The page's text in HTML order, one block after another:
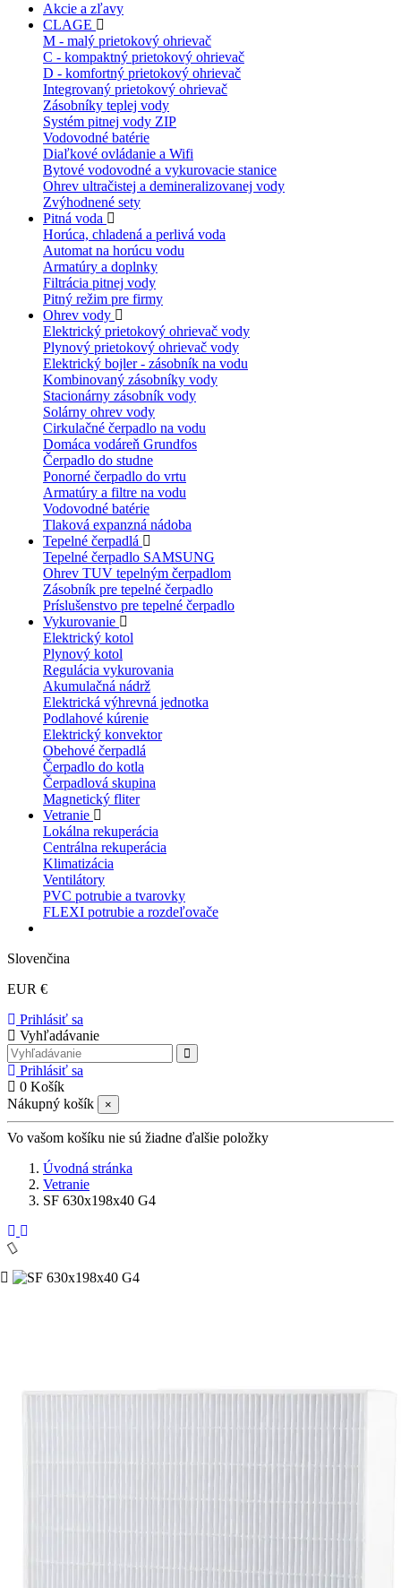
Akcie a zľavy
CLAGE
M - malý prietokový ohrievač
C - kompaktný prietokový ohrievač
D - komfortný prietokový ohrievač
Integrovaný prietokový ohrievač
Zásobníky teplej vody
Systém pitnej vody ZIP
Vodovodné batérie
Diaľkové ovládanie a Wifi
Bytové vodovodné a vykurovacie stanice
Ohrev ultračistej a demineralizovanej vody
Zvýhodnené sety
Pitná voda
Horúca, chladená a perlivá voda
Automat na horúcu vodu
Armatúry a doplnky
Filtrácia pitnej vody
Pitný režim pre firmy
Ohrev vody
Elektrický prietokový ohrievač vody
Plynový prietokový ohrievač vody
Elektrický bojler - zásobník na vodu
Kombinovaný zásobníky vody
Stacionárny zásobník vody
Solárny ohrev vody
Cirkulačné čerpadlo na vodu
Domáca vodáreň Grundfos
Čerpadlo do studne
Ponorné čerpadlo do vrtu
Armatúry a filtre na vodu
Vodovodné batérie
Tlaková expanzná nádoba
Tepelné čerpadlá
Tepelné čerpadlo SAMSUNG
Ohrev TUV tepelným čerpadlom
Zásobník pre tepelné čerpadlo
Príslušenstvo pre tepelné čerpadlo
Vykurovanie
Elektrický kotol
Plynový kotol
Regulácia vykurovania
Akumulačná nádrž
Elektrická výhrevná jednotka
Podlahové kúrenie
Elektrický konvektor
Obehové čerpadlá
Čerpadlo do kotla
Čerpadlová skupina
Magnetický fliter
Vetranie
Lokálna rekuperácia
Centrálna rekuperácia
Klimatizácia
Ventilátory
PVC potrubie a tvarovky
FLEXI potrubie a rozdeľovače
Slovenčina
EUR €
Prihlásiť sa
Vyhľadávanie
Prihlásiť sa
0 Košík
Nákupný košík
×
Vo vašom košíku nie sú žiadne ďalšie položky
Úvodná stránka
Vetranie
SF 630x198x40 G4